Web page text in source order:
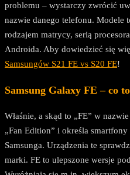
problemu – wystarczy zwrócić
nazwie danego telefonu. Modele
rodzajem matrycy, serią
Androida. Aby dowiedzieć się
Samsungów S21 FE vs S20 FE!
Samsung Galaxy FE – co
Właśnie, a skąd to „FE” w
„Fan Edition” i określa
Samsunga. Urządzenia te
marki. FE to ulepszone wersje